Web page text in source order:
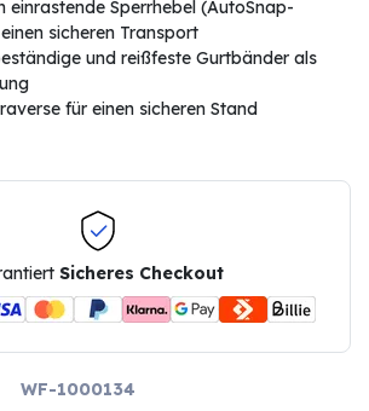
einrastende Sperrhebel (AutoSnap-
sicheren Transport
und reißfeste Gurtbänder als
für einen sicheren Stand
Sicheres Checkout
WF-1000134